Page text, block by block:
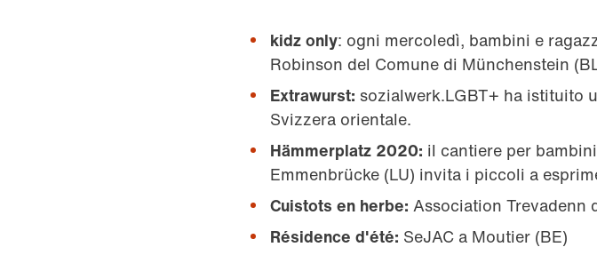
kidz only: ogni mercoledì, bambini e
Robinson del Comune di Münchenstein
Extrawurst: sozialwerk.LGBT+ ha istituito
Svizzera orientale.
Hämmerplatz 2020: il cantiere per
Emmenbrücke (LU) invita i piccoli a
Cuistots en herbe: Association Trevadenn
Résidence d'été: SeJAC a Moutier (BE)